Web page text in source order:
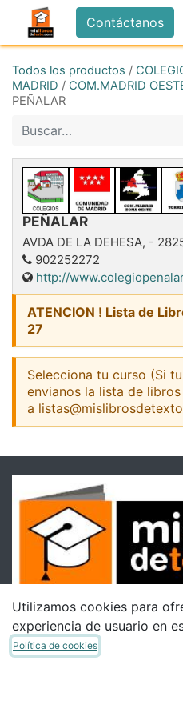
Contáctanos
Todos los productos /
MADRID / COM.MADRID
PEÑALAR
PEÑALAR
AVDA DE LA DEHESA, -
902252272
http://
ATENCION ! Lista de
27
Selecciona tu curso (Si
envianos la lista de
a
Utilizamos cookies para
experiencia de usuario en
Política de cookies